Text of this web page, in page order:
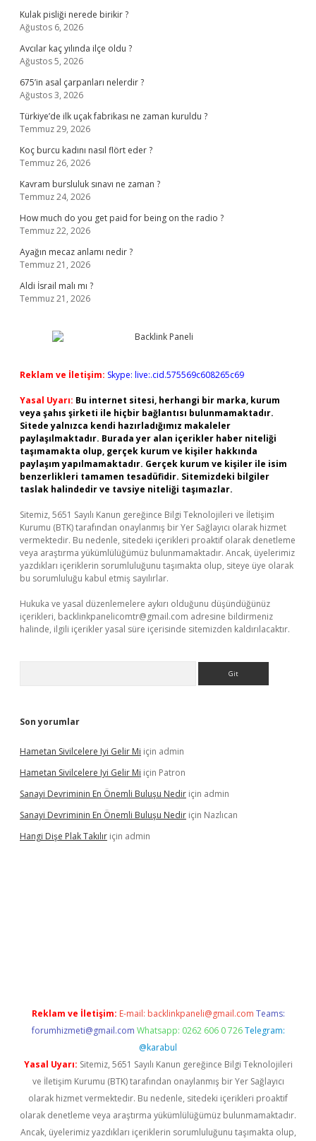
Kulak pisliği nerede birikir ?
Ağustos 6, 2026
Avcılar kaç yılında ilçe oldu ?
Ağustos 5, 2026
675’in asal çarpanları nelerdir ?
Ağustos 3, 2026
Türkiye’de ilk uçak fabrikası ne zaman kuruldu ?
Temmuz 29, 2026
Koç burcu kadını nasıl flört eder ?
Temmuz 26, 2026
Kavram bursluluk sınavı ne zaman ?
Temmuz 24, 2026
How much do you get paid for being on the radio ?
Temmuz 22, 2026
Ayağın mecaz anlamı nedir ?
Temmuz 21, 2026
Aldi İsrail malı mı ?
Temmuz 21, 2026
Reklam ve İletişim: Skype: live:.cid.575569c608265c69
Yasal Uyarı: Bu internet sitesi, herhangi bir marka, kurum
veya şahıs şirketi ile hiçbir bağlantısı bulunmamaktadır.
Sitede yalnızca kendi hazırladığımız makaleler
paylaşılmaktadır. Burada yer alan içerikler haber niteliği
taşımamakta olup, gerçek kurum ve kişiler hakkında
paylaşım yapılmamaktadır. Gerçek kurum ve kişiler ile isim
benzerlikleri tamamen tesadüfidir. Sitemizdeki bilgiler
taslak halindedir ve tavsiye niteliği taşımazlar.
Sitemiz, 5651 Sayılı Kanun gereğince Bilgi Teknolojileri ve İletişim
Kurumu (BTK) tarafından onaylanmış bir Yer Sağlayıcı olarak hizmet
vermektedir. Bu nedenle, sitedeki içerikleri proaktif olarak denetleme
veya araştırma yükümlülüğümüz bulunmamaktadır. Ancak, üyelerimiz
yazdıkları içeriklerin sorumluluğunu taşımakta olup, siteye üye olarak
bu sorumluluğu kabul etmiş sayılırlar.
Hukuka ve yasal düzenlemelere aykırı olduğunu düşündüğünüz
içerikleri, backlinkpanelicomtr@gmail.com adresine bildirmeniz
halinde, ilgili içerikler yasal süre içerisinde sitemizden kaldırılacaktır.
Son yorumlar
Hametan Sivilcelere Iyi Gelir Mi için admin
Hametan Sivilcelere Iyi Gelir Mi için Patron
Sanayi Devriminin En Önemli Buluşu Nedir için admin
Sanayi Devriminin En Önemli Buluşu Nedir için Nazlıcan
Hangi Dişe Plak Takılır için admin
Reklam ve İletişim: E-mail: backlinkpaneli@gmail.com Teams:
forumhizmeti@gmail.com Whatsapp: 0262 606 0 726 Telegram:
@karabul
Yasal Uyarı: Sitemiz, 5651 Sayılı Kanun gereğince Bilgi Teknolojileri
ve İletişim Kurumu (BTK) tarafından onaylanmış bir Yer Sağlayıcı
olarak hizmet vermektedir. Bu nedenle, sitedeki içerikleri proaktif
olarak denetleme veya araştırma yükümlülüğümüz bulunmamaktadır.
Ancak, üyelerimiz yazdıkları içeriklerin sorumluluğunu taşımakta olup,